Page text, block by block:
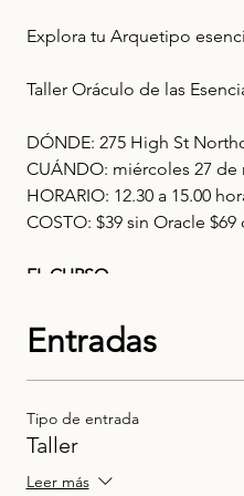
Explora tu Arquetipo
Taller Oráculo de las
DÓNDE: 275 High St
CUÁNDO: miércoles 27 de
HORARIO: 12.30 a 15.00
COSTO: $39 sin Oracle
EL CURSO
reconectar con tu propia
cartas como portales de
asociación con el Universo
Entradas
Tipo de entrada
Taller
Leer más